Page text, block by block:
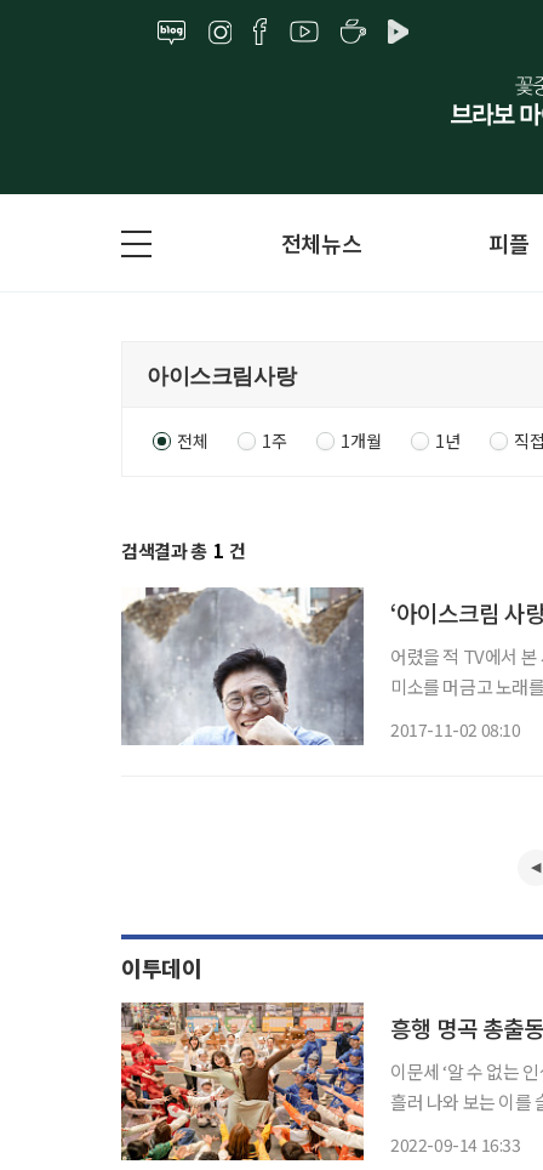
전체뉴스 피플
전체 1주 1개월 1년 직
검색결과 총 1 건
‘아이스크림 사
어렸을 적 TV에서
미소를 머금고 노래
2017-11-02 08:10
이투데이
흥행 명곡 총출
이문세 ‘알 수 없는
흘러 나와 보는 이를
2022-09-14 16:33